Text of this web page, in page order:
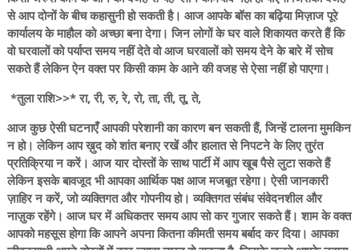
से आप दोनों के बीच कहासुनी हो सकती है। आज आपके बॉस का बढ़िया मिज़ाज पूरे
कार्यालय के माहौल को अच्छा बना देगा। जिन लोगों के घर वाले शिकायत करते हैं कि
वो घरवालों को पर्याप्त समय नहीं देते वो आज घरवालों को समय देने के बारे में सोच
सकते हैं लेकिन ऐन वक्त पर किसी काम के आने की वजह से ऐसा नहीं हो पाएगा।
*तुला राशि>>* रा, री, रु, रे, रो, ता, ती, तू, ते,
आज कुछ ऐसी घटनाएँ आपकी परेशानी का कारण बन सकती हैं, जिन्हें टालना मुमकिन
न हो। लेकिन आप ख़ुद को शांत बनाए रखें और हालात से निपटने के लिए तुरंत
प्रतिक्रिया न करें। आज यार दोस्तों के साथ पार्टी में आप खूब पैसे लुटा सकते हैं
लेकिन इसके बावजूद भी आपका आर्थिक पक्ष आज मजबूत रहेगा। ऐसी जानकारी
ज़ाहिर न करें, जो व्यक्तिगत और गोपनीय हो। व्यक्तिगत संबंध संवेदनशील और
नाज़ुक रहेंगे। आज घर में अधिकतर समय आप सो कर गुजार सकते हैं। शाम के वक्त
आपको महसूस होगा कि आपने अपना कितना कीमती समय बर्बाद कर दिया। आपका